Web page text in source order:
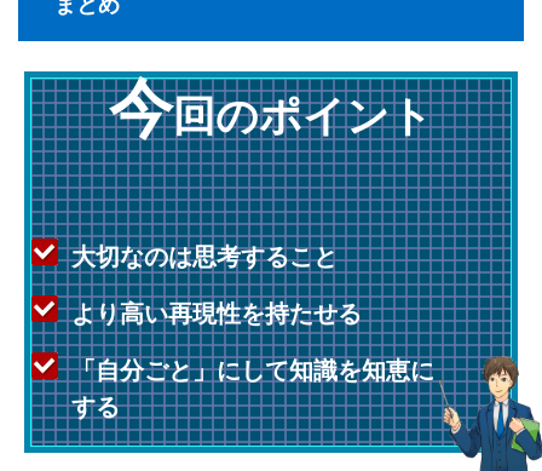
まとめ
今回のポイント
大切なのは思考すること
より高い再現性を持たせる
「自分ごと」にして知識を知恵に
する